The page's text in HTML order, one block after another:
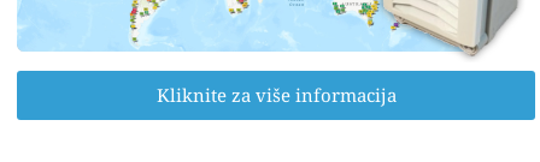
Kliknite za više informacija